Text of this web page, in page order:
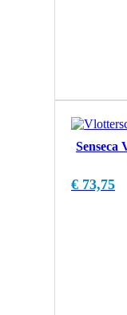
Senseca
€ 73,75